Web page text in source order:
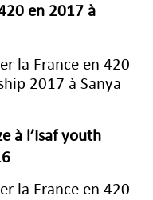
en 2017 à
la France en 420
2017 à Sanya
à l’Isaf youth
la France en 420